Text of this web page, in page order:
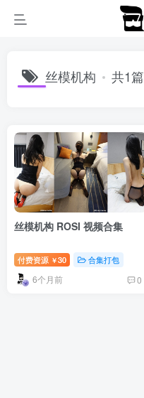
丝模机构 共1篇
丝模机构 ROSI 视频合集
付费资源 ￥30 合集打包
6个月前 0